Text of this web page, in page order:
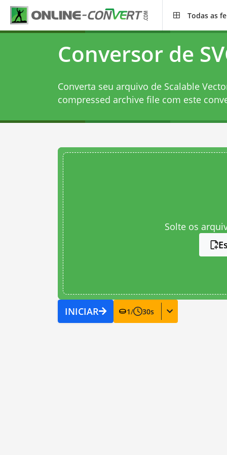
Todas as
Conversor de
Converta seu arquivo de Scalable
compressed archive file com este
Solte os
INICIAR 1/ 30s